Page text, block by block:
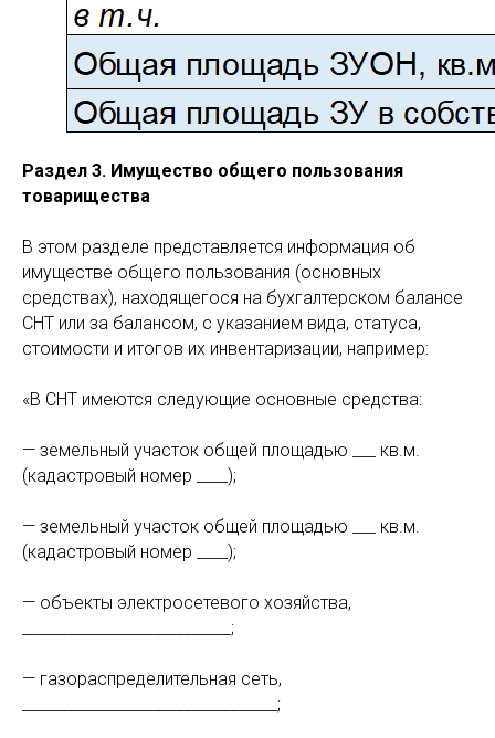
Раздел 3. Имущество общего пользования
товарищества
В этом разделе представляется информация об
имуществе общего пользования (основных
средствах), находящегося на бухгалтерском балансе
СНТ или за балансом, с указанием вида, статуса,
стоимости и итогов их инвентаризации, например:
«В СНТ имеются следующие основные средства:
— земельный участок общей площадью ___ кв.м.
(кадастровый номер ____);
— земельный участок общей площадью ___ кв.м.
(кадастровый номер ____);
— объекты электросетевого хозяйства,
___________________________;
— газораспределительная сеть,
_________________________________;